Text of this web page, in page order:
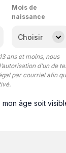
Mois de
naissance
ans et moins, nous
d’un de
par courriel afin
âge soit